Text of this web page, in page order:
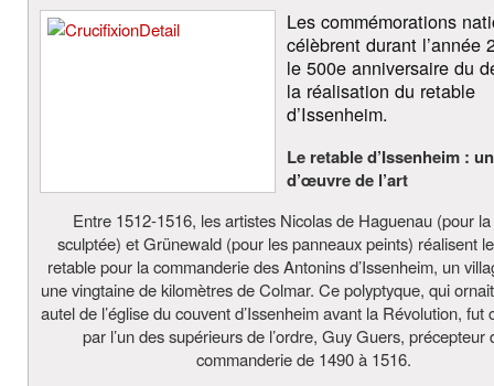
Les commémorations
célèbrent durant l’année
le 500e anniversaire du
la réalisation du retable
d’Issenheim.
Le retable d’Issenheim :
d’œuvre de l’art
Entre 1512-1516, les artistes Nicolas de Haguenau (pour
sculptée) et Grünewald (pour les panneaux peints) réalisent
retable pour la commanderie des Antonins d’Issenheim, un
une vingtaine de kilomètres de Colmar. Ce polyptyque, qui
autel de l’église du couvent d’Issenheim avant la Révolution, fut
par l’un des supérieurs de l’ordre, Guy Guers, précepteur
commanderie de 1490 à 1516.